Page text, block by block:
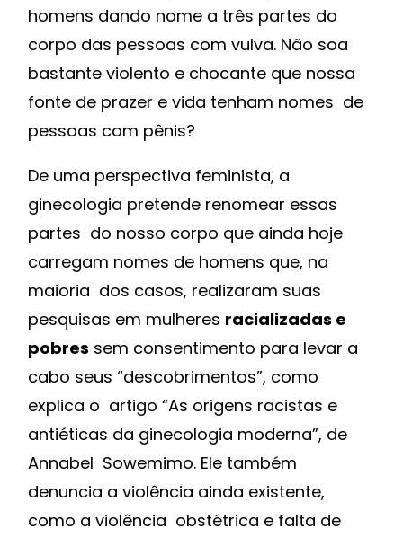
homens dando nome a três partes do
corpo das pessoas com vulva. Não soa
bastante violento e chocante que nossa
fonte de prazer e vida tenham nomes de
pessoas com pênis?
De uma perspectiva feminista, a
ginecologia pretende renomear essas
partes do nosso corpo que ainda hoje
carregam nomes de homens que, na
maioria dos casos, realizaram suas
pesquisas em mulheres racializadas e
pobres sem consentimento para levar a
cabo seus “descobrimentos”, como
explica o artigo “As origens racistas e
antiéticas da ginecologia moderna”, de
Annabel Sowemimo. Ele também
denuncia a violência ainda existente,
como a violência obstétrica e falta de